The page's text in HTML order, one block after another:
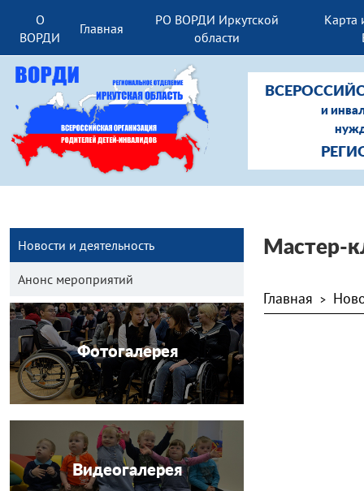
О
ВОРДИ
Главная
РО ВОРДИ Иркутской
области
Карта
и
Новости и деятельность
Анонс мероприятий
Фотогалерея
Видеогалерея
Мастер-
Главная >